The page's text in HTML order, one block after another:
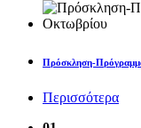
Πρόσκληση-
Περισσότερα